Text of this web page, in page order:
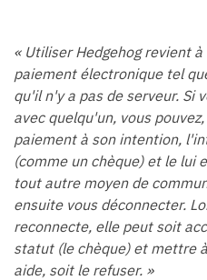
« Utiliser Hedgehog revient
paiement électronique tel
qu'il n'y a pas de serveur. Si
avec quelqu'un, vous
paiement à son intention,
(comme un chèque) et le lui
tout autre moyen de
ensuite vous déconnecter.
reconnecte, elle peut soit
statut (le chèque) et mettre
aide, soit le refuser. »